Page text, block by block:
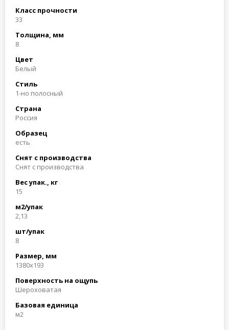
Класс прочности
33
Толщина, мм
8
Цвет
Белый
Стиль
1-но полосный
Страна
Россия
Образец
есть
Снят с производства
Снят с производства
Вес упак., кг
15
м2/упак
2,13
шт/упак
8
Размер, мм
1380x193
Поверхность на ощупь
Шероховатая
Базовая единица
м2